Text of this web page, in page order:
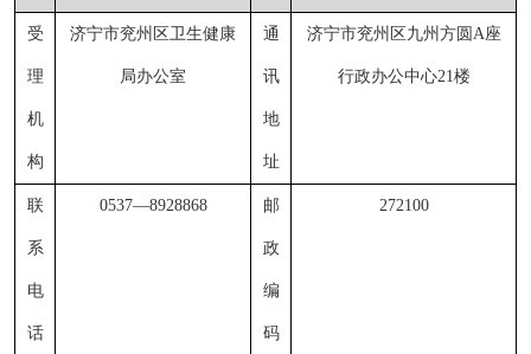
受
理
机
构
济宁市兖州区卫生健康
局办公室
通
讯
地
址
济宁市兖州区九州方圆 A座
行政办公中心21楼
联
系
电
话
0537—8928868 邮
政
编
码
272100